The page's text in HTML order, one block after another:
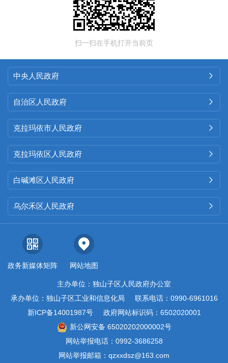
扫一扫在手机打开当前页
中央人民政府 
自治区人民政府 
克拉玛依市人民政府 
克拉玛依区人民政府 
白碱滩区人民政府 
乌尔禾区人民政府 
政务新媒体矩阵 网站地图
主办单位：独山子区人民政府办公室
承办单位：独山子区工业和信息化局
联系电话：0990-6961016
新ICP备14001987号
政府网站标识码：6502020001
新公网安备 65020202000002号
网站举报电话：0992-3686258
网站举报邮箱：qzxxdsz@163.com